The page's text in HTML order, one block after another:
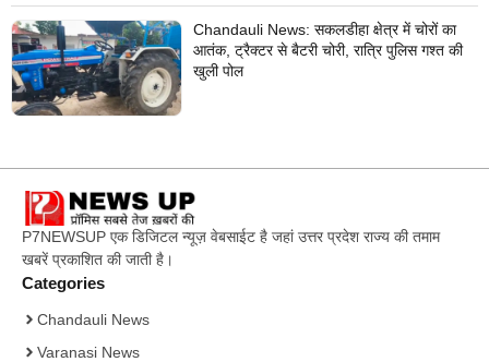
Chandauli News: सकलडीहा क्षेत्र में चोरों का
आतंक, ट्रैक्टर से बैटरी चोरी, रात्रि पुलिस गश्त की
खुली पोल
P7NEWSUP एक डिजिटल न्यूज़ वेबसाईट है जहां उत्तर प्रदेश राज्य की तमाम
खबरें प्रकाशित की जाती है।
Categories
Chandauli News
Varanasi News